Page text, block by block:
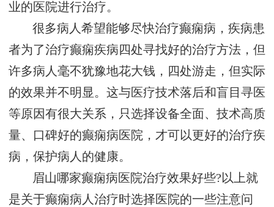
业的医院进行治疗。
很多病人希望能够尽快治疗癫痫病，疾病患
者为了治疗癫痫疾病四处寻找好的治疗方法，但
许多病人毫不犹豫地花大钱，四处游走，但实际
的效果并不明显。这与医疗技术落后和盲目寻医
等原因有很大关系，只选择设备全面、技术高质
量、口碑好的癫痫病医院，才可以更好的治疗疾
病，保护病人的健康。
眉山哪家癫痫病医院治疗效果好些?以上就
是关于癫痫病人治疗时选择医院的一些注意问